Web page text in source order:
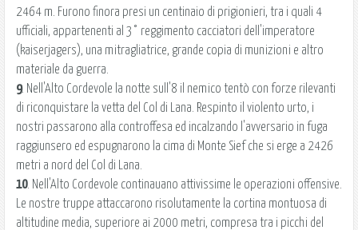
2464 m. Furono finora presi un centinaio di prigionieri, tra i quali 4
ufficiali, appartenenti al 3° reggimento cacciatori dell'imperatore
(kaiserjagers), una mitragliatrice, grande copia di munizioni e altro
materiale da guerra.
9. Nell'Alto Cordevole la notte sull'8 il nemico tentò con forze rilevanti
di riconquistare la vetta del Col di Lana. Respinto il violento urto, i
nostri passarono alla controffesa ed incalzando l'avversario in fuga
raggiunsero ed espugnarono la cima di Monte Sief che si erge a 2426
metri a nord del Col di Lana.
10. Nell'Alto Cordevole continauano attivissime le operazioni offensive.
Le nostre truppe attaccarono risolutamente la cortina montuosa di
altitudine media, superiore ai 2000 metri, compresa tra i picchi del